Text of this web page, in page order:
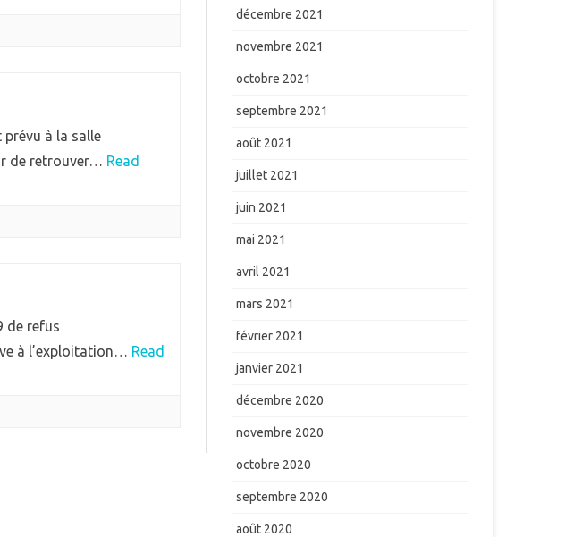
à la salle
de retrouver… Read
de refus
à l’exploitation… Read
décembre 2021
novembre 2021
octobre 2021
septembre 2021
août 2021
juillet 2021
juin 2021
mai 2021
avril 2021
mars 2021
février 2021
janvier 2021
décembre 2020
novembre 2020
octobre 2020
septembre 2020
août 2020